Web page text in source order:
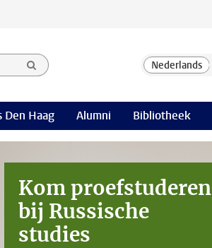
Den Haag Alumni Bibliotheek
Kom proefstuderen
bij Russische
studies